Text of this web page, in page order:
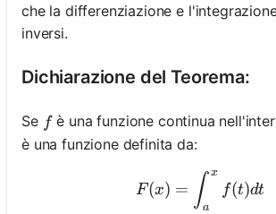
che la differenziazione e
inversi.
Dichiarazione del Teorema:
Se ffè una funzione continua
è una funzione definita da:
F(x) = ∫a
x
f(t)dt